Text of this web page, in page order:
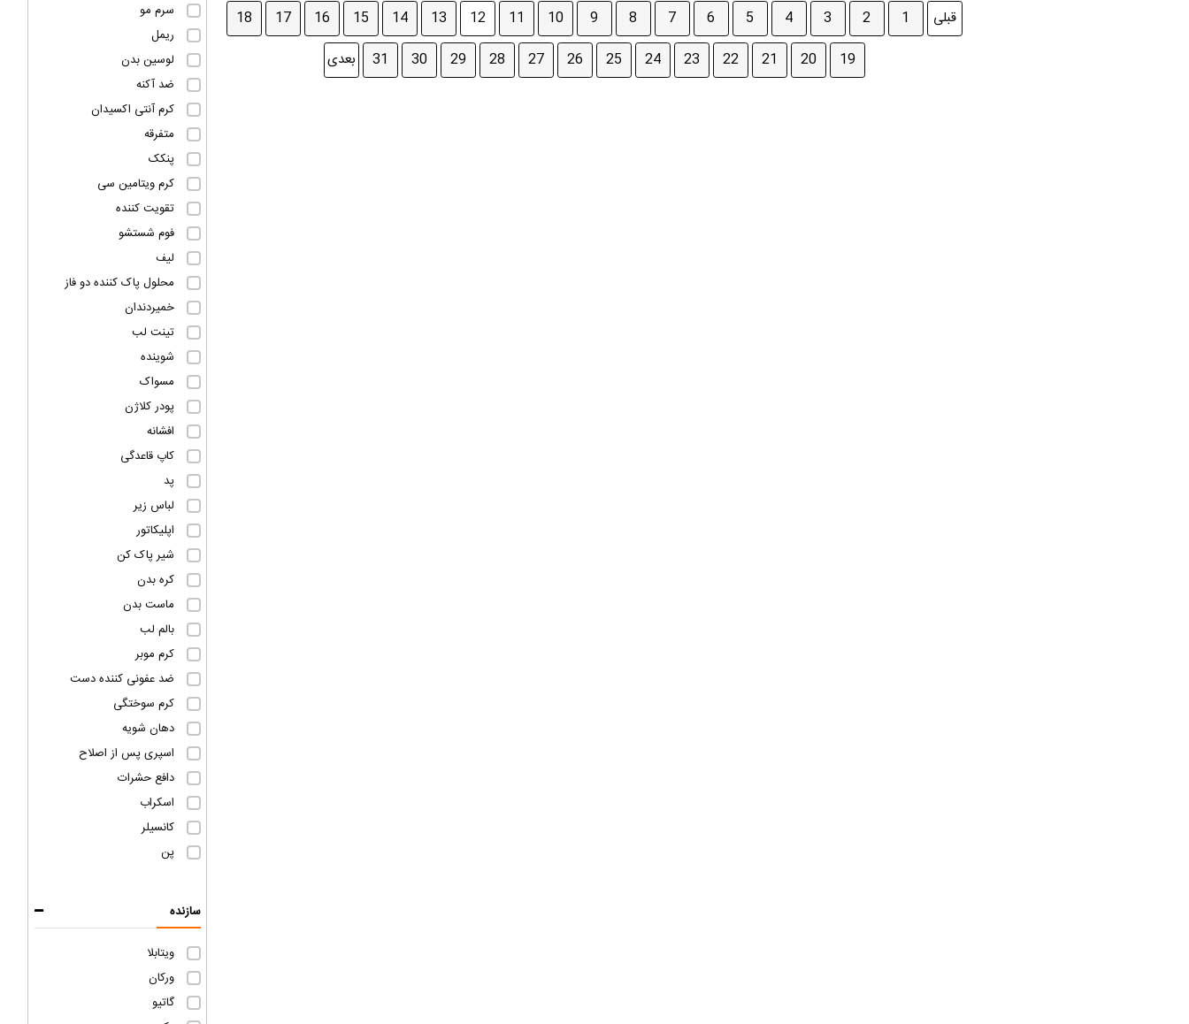
سرم مو
ریمل
لوسین بدن
ضد آکنه
کرم آنتی اکسیدان
متفرقه
پنکک
کرم ویتامین سی
تقویت کننده
فوم شستشو
لیف
محلول پاک کننده دو فاز
خمیردندان
تینت لب
شوینده
مسواک
پودر کلاژن
افشانه
کاپ قاعدگی
پد
لباس زیر
اپلیکاتور
شیر پاک کن
کره بدن
ماست بدن
بالم لب
کرم موبر
ضد عفونی کننده دست
کرم سوختگی
دهان شویه
اسپری پس از اصلاح
دافع حشرات
اسکراب
کانسیلر
پن
سازنده
ویتابلا
ورکان
گاتیو
قبلی 1
2
3
4
5
6
7
8
9
10
11
12
13
14
15
16
17
18
19
20
21
22
23
24
25
26
27
28
29
30
31 بعدی